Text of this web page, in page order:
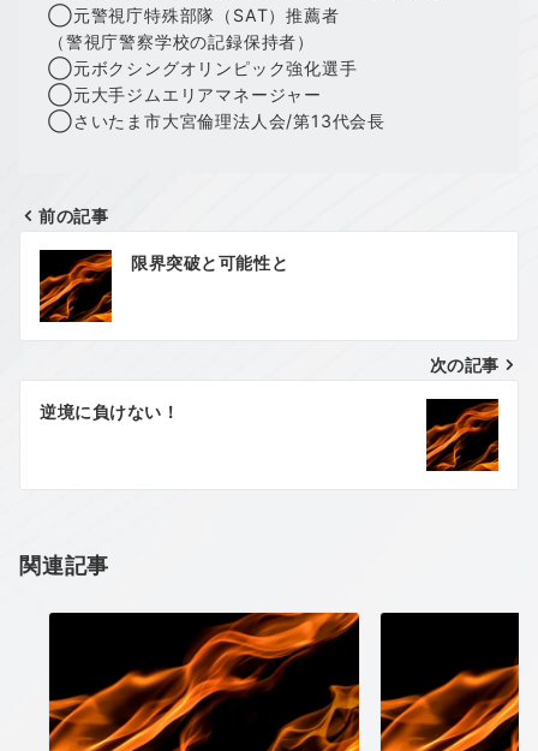
◯元警視庁特殊部隊（SAT）推薦者
（警視庁警察学校の記録保持者）
◯元ボクシングオリンピック強化選手
◯元大手ジムエリアマネージャー
◯さいたま市大宮倫理法人会/第13代会長
投
稿
ナ
ゲ
シ
ン
前の記事
限界突破と可能性と
次の記事
逆境に負けない！
関連記事